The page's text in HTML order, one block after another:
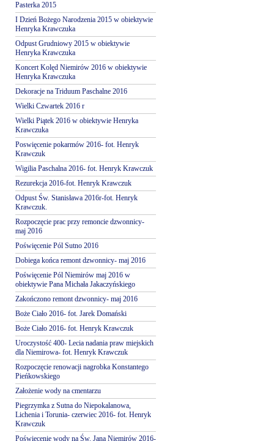
Pasterka 2015
I Dzień Bożego Narodzenia 2015 w obiektywie
Henryka Krawczuka
Odpust Grudniowy 2015 w obiektywie
Henryka Krawczuka
Koncert Kolęd Niemirów 2016 w obiektywie
Henryka Krawczuka
Dekoracje na Triduum Paschalne 2016
Wielki Czwartek 2016 r
Wielki Piątek 2016 w obiektywie Henryka
Krawczuka
Poswięcenie pokarmów 2016- fot. Henryk
Krawczuk
Wigilia Paschalna 2016- fot. Henryk Krawczuk
Rezurekcja 2016-fot. Henryk Krawczuk
Odpust Św. Stanisława 2016r-fot. Henryk
Krawczuk.
Rozpoczęcie prac przy remoncie dzwonnicy-
maj 2016
Poświęcenie Pól Sutno 2016
Dobiega końca remont dzwonnicy- maj 2016
Poświęcenie Pól Niemirów maj 2016 w
obiektywie Pana Michała Jakaczyńskiego
Zakończono remont dzwonnicy- maj 2016
Boże Ciało 2016- fot. Jarek Domański
Boże Ciało 2016- fot. Henryk Krawczuk
Uroczystość 400- Lecia nadania praw miejskich
dla Niemirowa- fot. Henryk Krawczuk
Rozpoczęcie renowacji nagrobka Konstantego
Pieńkowskiego
Założenie wody na cmentarzu
Piegrzymka z Sutna do Niepokalanowa,
Lichenia i Torunia- czerwiec 2016- fot. Henryk
Krawczuk
Poświęcenie wody na Św. Jana Niemirów 2016-